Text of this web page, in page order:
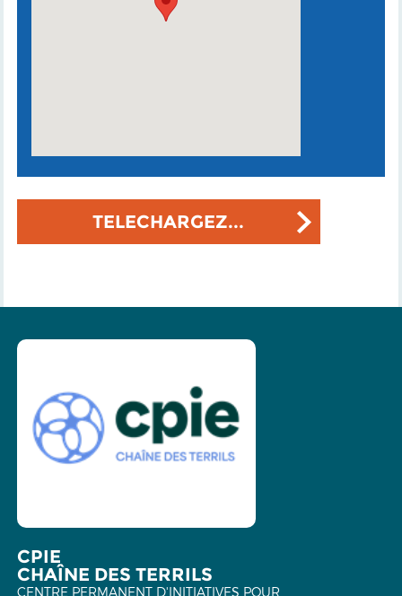
TELECHARGEZ...
CPIE
CHAÎNE DES TERRILS
CENTRE PERMANENT D'INITIATIVES POUR